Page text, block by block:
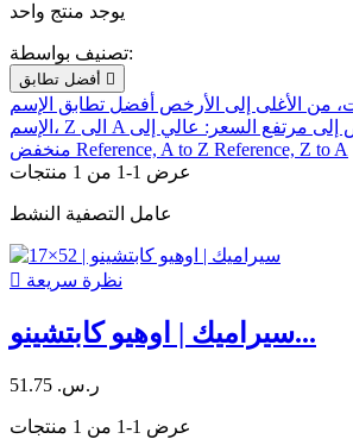
يوجد منتج واحد
تصنيف بواسطة:

من الأغلى إلى الأرخص أفضل تطابق
الإسم، Z الى A
إلى مرتفع السعر: عالي إلى
Reference, A to Z Reference, Z to A
عرض 1-1 من 1 منتجات
عامل التصفية النشط
 نظرة سريعة
سيراميك | اوهيو كابتشينو...
51.75 ر.س.‏
عرض 1-1 من 1 منتجات